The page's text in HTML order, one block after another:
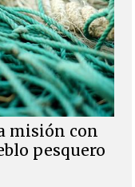
misión con
pesquero